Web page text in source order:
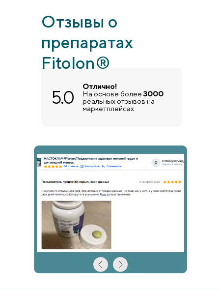
5.0
Отлично!
На основе более3000
реальных отзывов на
маркетплейсах
Отзывы о
препаратах
Fitolon®